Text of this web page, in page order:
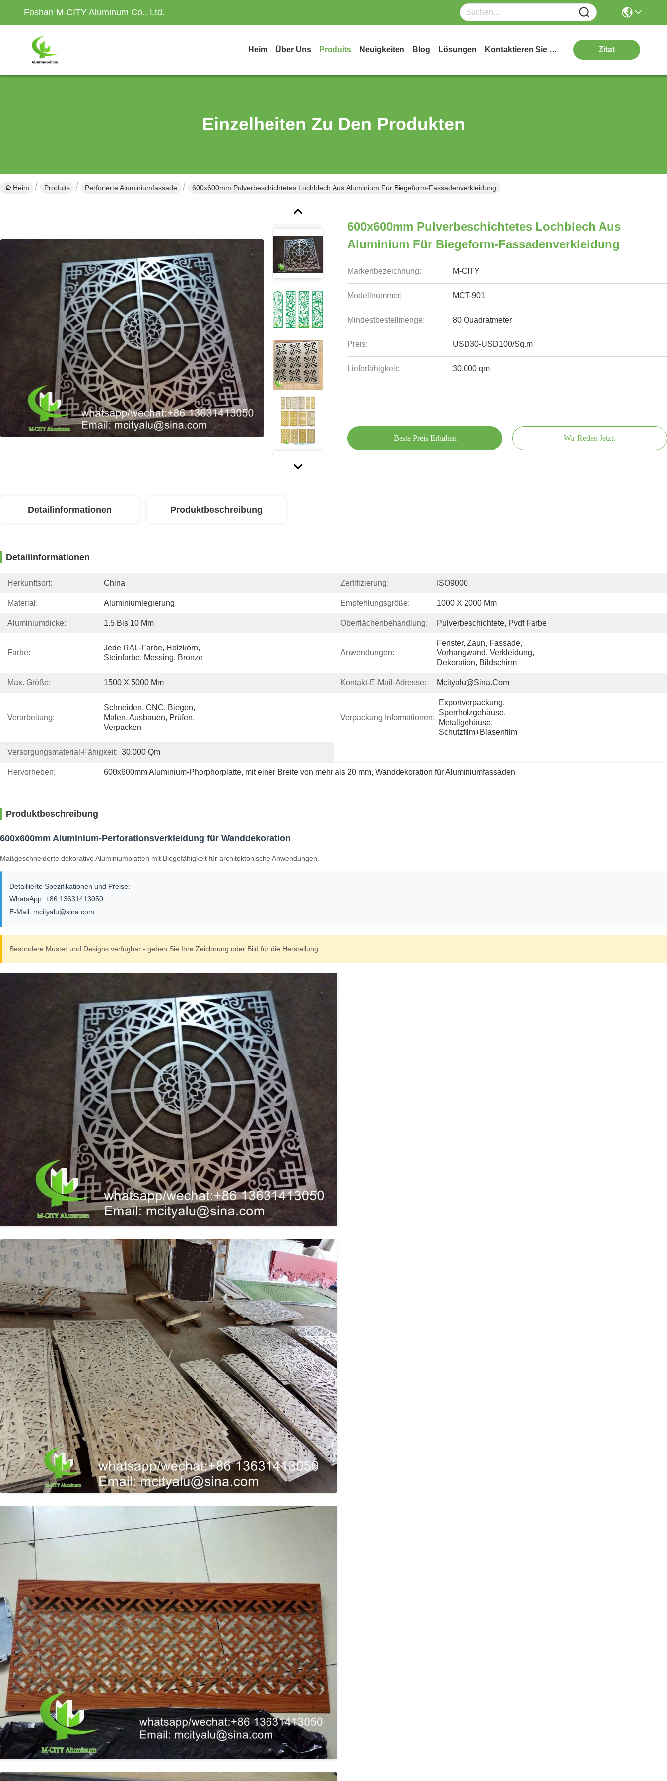
Foshan M-CITY Aluminum Co., Ltd.
Heim Über Uns Produits Neuigkeiten Blog Lösungen Kontaktieren Sie Uns Zitat
Einzelheiten Zu Den Produkten
Heim Produits Perforierte Aluminiumfassade 600x600mm Pulverbeschichtetes Lochblech Aus Aluminium Für Biegeform-Fassadenverkleidung
600x600mm Pulverbeschichtetes Lochblech Aus
Aluminium Für Biegeform-Fassadenverkleidung
Markenbezeichnung: M-CITY
Modellnummer: MCT-901
Mindestbestellmenge: 80 Quadratmeter
Preis: USD30-USD100/Sq.m
Lieferfähigkeit: 30.000 qm
Beste Preis Erhalten Wir Reden Jetzt.
Detailinformationen Produktbeschreibung
Detailinformationen
Herkunftsort: China Zertifizierung: ISO9000
Material: Aluminiumlegierung Empfehlungsgröße: 1000 X 2000 Mm
Aluminiumdicke: 1.5 Bis 10 Mm Oberflächenbehandlung: Pulverbeschichtete, Pvdf Farbe
Farbe:
Jede RAL-Farbe, Holzkorn,
Steinfarbe, Messing, Bronze
Anwendungen:
Fenster, Zaun, Fassade,
Vorhangwand, Verkleidung,
Dekoration, Bildschirm
Max. Größe: 1500 X 5000 Mm Kontakt-E-Mail-Adresse: Mcityalu@sina.com
Verarbeitung:
Schneiden, CNC, Biegen,
Malen, Ausbauen, Prüfen,
Verpacken
Verpackung Informationen:
Exportverpackung,
Sperrholzgehäuse,
Metallgehäuse,
Schutzfilm+Blasenfilm
Versorgungsmaterial-Fähigkeit: 30.000 Qm
Hervorheben: 600x600mm Aluminium-Phorphorplatte, mit einer Breite von mehr als 20 mm, Wanddekoration für Aluminiumfassaden
Produktbeschreibung
600x600mm Aluminium-Perforationsverkleidung für Wanddekoration
Maßgeschneiderte dekorative Aluminiumplatten mit Biegefähigkeit für architektonische Anwendungen.
Detaillierte Spezifikationen und Preise:
WhatsApp: +86 13631413050
E-Mail: mcityalu@sina.com
Besondere Muster und Designs verfügbar - geben Sie Ihre Zeichnung oder Bild für die Herstellung